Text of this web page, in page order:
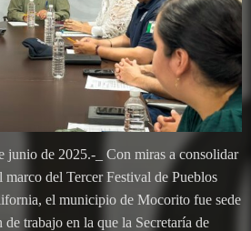
junio de 2025.-_ Con miras a consolidar
del Tercer Festival de Pueblos
el municipio de Mocorito fue sede
trabajo en la que la Secretaría de